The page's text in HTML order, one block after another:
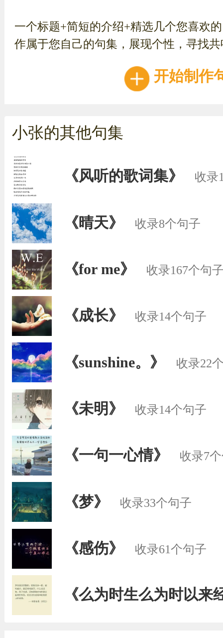
一个标题+简短的介绍+精选几个您喜欢
作属于您自己的句集，展现个性，寻找
开始制作
小张的其他句集
《风听的歌词集》 收录
《晴天》 收录8个句子
《for me》 收录167个句
《成长》 收录14个句子
《sunshine。》 收录22
《未明》 收录14个句子
《一句一心情》 收录7
《梦》 收录33个句子
《感伤》 收录61个句子
《么为时生么为时以来